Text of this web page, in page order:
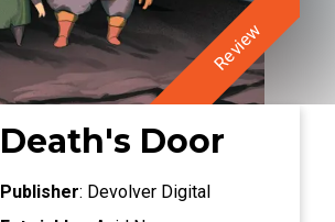
Review
Death's Door
Publisher: Devolver Digital